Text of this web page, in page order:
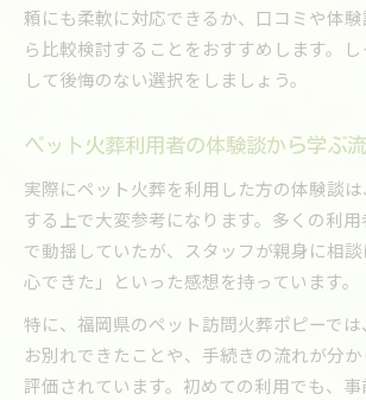
頼にも柔軟に対応できるか、口コミや体
ら比較検討することをおすすめします。
して後悔のない選択をしましょう。
ペット火葬利用者の体験談から学ぶ
実際にペット火葬を利用した方の体験談
する上で大変参考になります。多くの利
で動揺していたが、スタッフが親身に相
心できた」といった感想を持っています。
特に、福岡県のペット訪問火葬ポピーで
お別れできたことや、手続きの流れが分
評価されています。初めての利用でも、